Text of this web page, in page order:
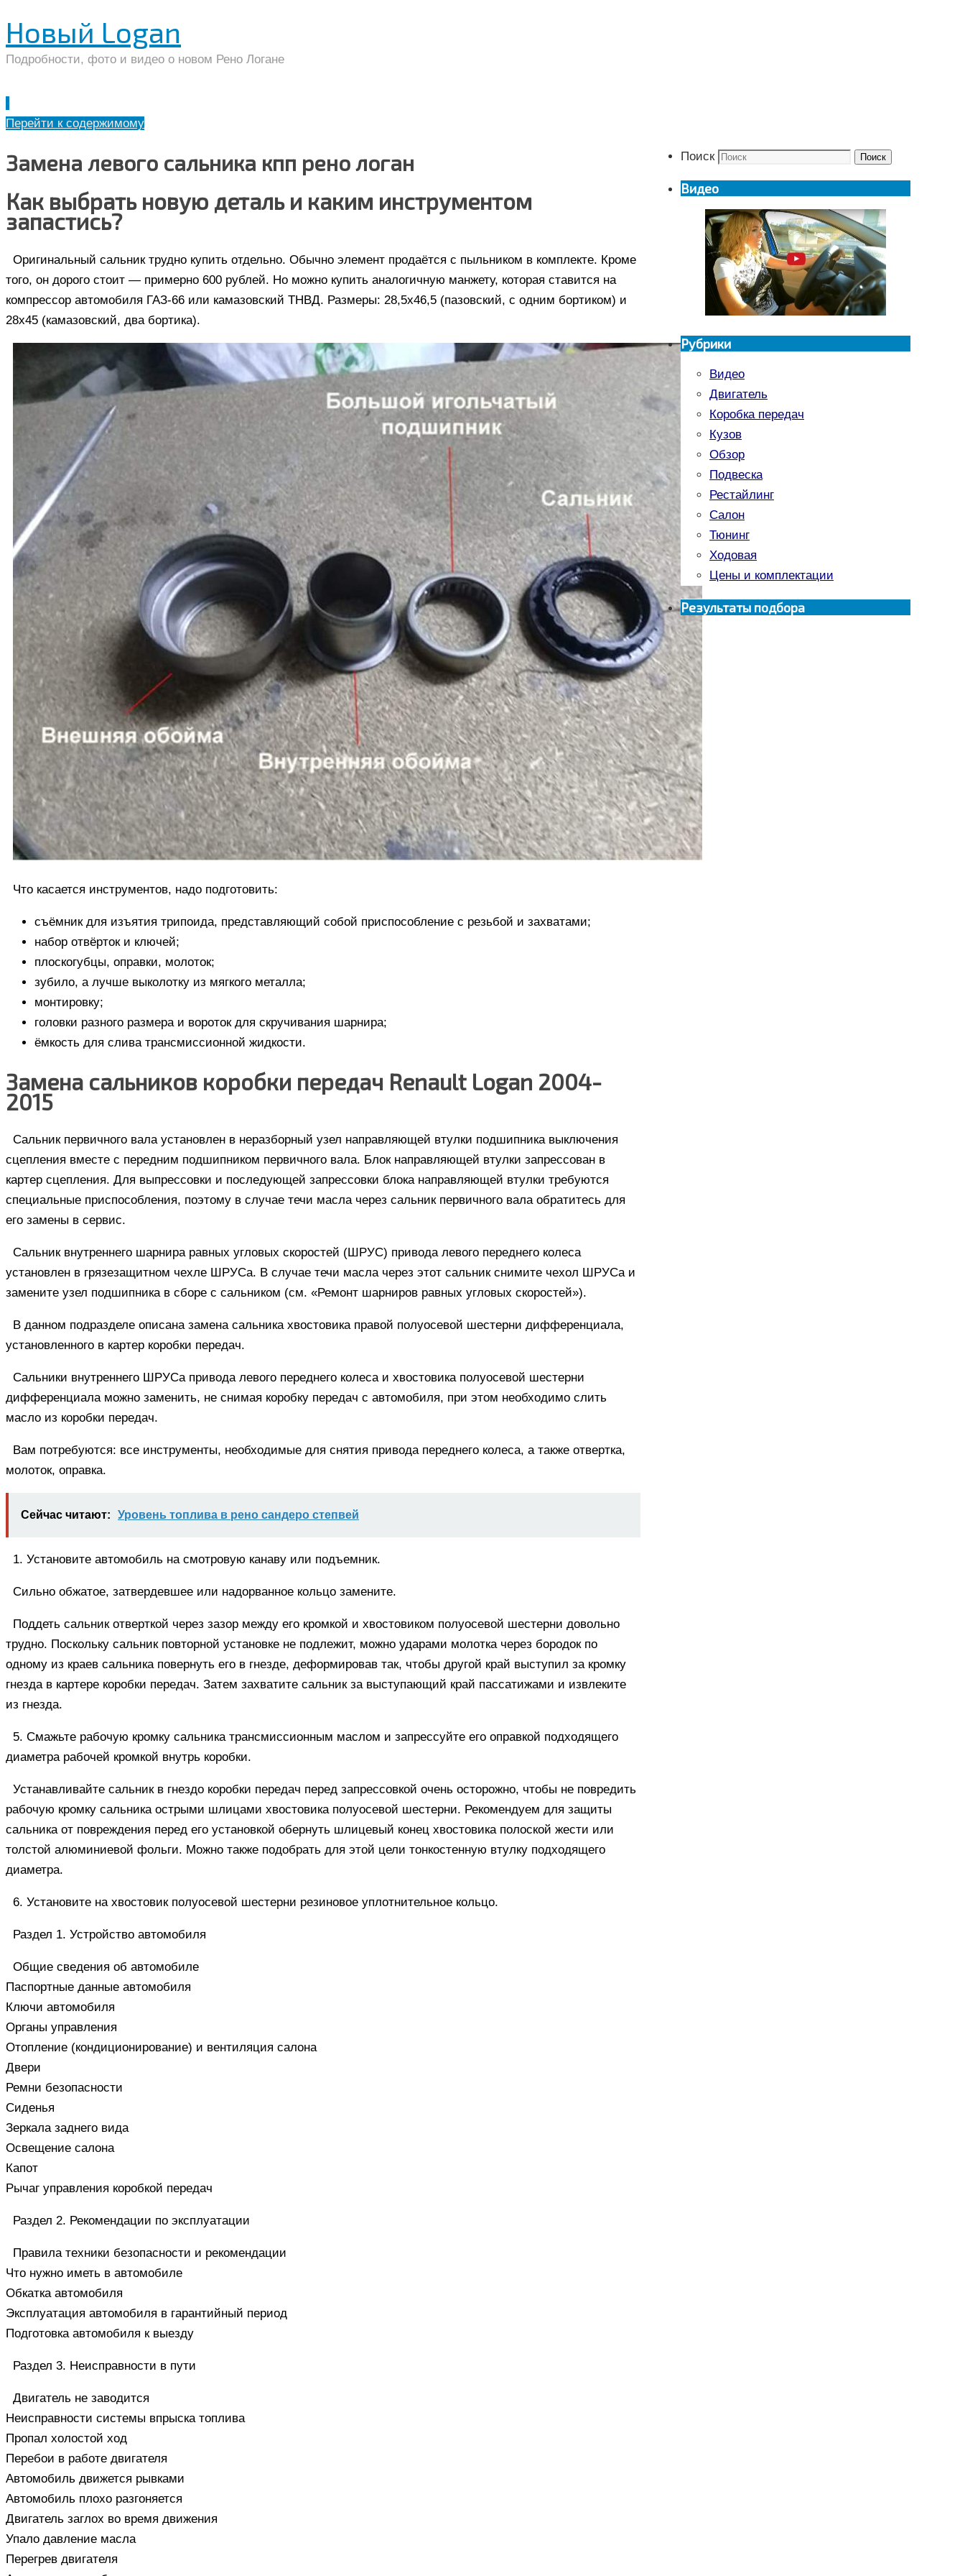
Новый Logan
Подробности, фото и видео о новом Рено Логане
Перейти к содержимому
Замена левого сальника кпп рено логан
Как выбрать новую деталь и каким инструментом
запастись?
Оригинальный сальник трудно купить отдельно. Обычно элемент продаётся с пыльником в комплекте. Кроме
того, он дорого стоит — примерно 600 рублей. Но можно купить аналогичную манжету, которая ставится на
компрессор автомобиля ГАЗ-66 или камазовский ТНВД. Размеры: 28,5х46,5 (пазовский, с одним бортиком) и
28х45 (камазовский, два бортика).
Что касается инструментов, надо подготовить:
съёмник для изъятия трипоида, представляющий собой приспособление с резьбой и захватами;
набор отвёрток и ключей;
плоскогубцы, оправки, молоток;
зубило, а лучше выколотку из мягкого металла;
монтировку;
головки разного размера и вороток для скручивания шарнира;
ёмкость для слива трансмиссионной жидкости.
Замена сальников коробки передач Renault Logan 2004-
2015
Сальник первичного вала установлен в неразборный узел направляющей втулки подшипника выключения
сцепления вместе с передним подшипником первичного вала. Блок направляющей втулки запрессован в
картер сцепления. Для выпрессовки и последующей запрессовки блока направляющей втулки требуются
специальные приспособления, поэтому в случае течи масла через сальник первичного вала обратитесь для
его замены в сервис.
Сальник внутреннего шарнира равных угловых скоростей (ШРУС) привода левого переднего колеса
установлен в грязезащитном чехле ШРУСа. В случае течи масла через этот сальник снимите чехол ШРУСа и
замените узел подшипника в сборе с сальником (см. «Ремонт шарниров равных угловых скоростей»).
В данном подразделе описана замена сальника хвостовика правой полуосевой шестерни дифференциала,
установленного в картер коробки передач.
Сальники внутреннего ШРУСа привода левого переднего колеса и хвостовика полуосевой шестерни
дифференциала можно заменить, не снимая коробку передач с автомобиля, при этом необходимо слить
масло из коробки передач.
Вам потребуются: все инструменты, необходимые для снятия привода переднего колеса, а также отвертка,
молоток, оправка.
Сейчас читают: Уровень топлива в рено сандеро степвей
1. Установите автомобиль на смотровую канаву или подъемник.
Сильно обжатое, затвердевшее или надорванное кольцо замените.
Поддеть сальник отверткой через зазор между его кромкой и хвостовиком полуосевой шестерни довольно
трудно. Поскольку сальник повторной установке не подлежит, можно ударами молотка через бородок по
одному из краев сальника повернуть его в гнезде, деформировав так, чтобы другой край выступил за кромку
гнезда в картере коробки передач. Затем захватите сальник за выступающий край пассатижами и извлеките
из гнезда.
5. Смажьте рабочую кромку сальника трансмиссионным маслом и запрессуйте его оправкой подходящего
диаметра рабочей кромкой внутрь коробки.
Устанавливайте сальник в гнездо коробки передач перед запрессовкой очень осторожно, чтобы не повредить
рабочую кромку сальника острыми шлицами хвостовика полуосевой шестерни. Рекомендуем для защиты
сальника от повреждения перед его установкой обернуть шлицевый конец хвостовика полоской жести или
толстой алюминиевой фольги. Можно также подобрать для этой цели тонкостенную втулку подходящего
диаметра.
6. Установите на хвостовик полуосевой шестерни резиновое уплотнительное кольцо.
Раздел 1. Устройство автомобиля
Общие сведения об автомобиле
Паспортные данные автомобиля
Ключи автомобиля
Органы управления
Отопление (кондиционирование) и вентиляция салона
Двери
Ремни безопасности
Сиденья
Зеркала заднего вида
Освещение салона
Капот
Рычаг управления коробкой передач
Раздел 2. Рекомендации по эксплуатации
Правила техники безопасности и рекомендации
Что нужно иметь в автомобиле
Обкатка автомобиля
Эксплуатация автомобиля в гарантийный период
Подготовка автомобиля к выезду
Раздел 3. Неисправности в пути
Двигатель не заводится
Неисправности системы впрыска топлива
Пропал холостой ход
Перебои в работе двигателя
Автомобиль движется рывками
Автомобиль плохо разгоняется
Двигатель заглох во время движения
Упало давление масла
Перегрев двигателя
Поиск Поиск
Видео
Рубрики
Видео
Двигатель
Коробка передач
Кузов
Обзор
Подвеска
Рестайлинг
Салон
Тюнинг
Ходовая
Цены и комплектации
Результаты подбора